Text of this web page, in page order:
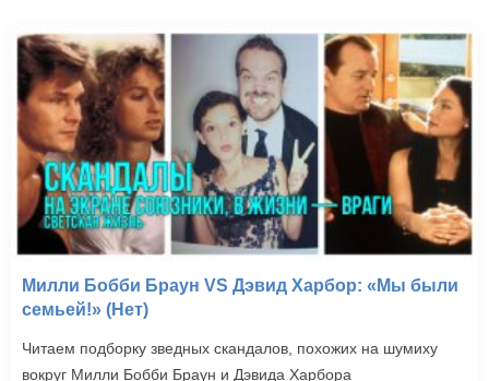
Милли Бобби Браун VS Дэвид Харбор: «Мы были
семьей!» (Нет)
Читаем подборку зведных скандалов, похожих на шумиху
вокруг Милли Бобби Браун и Дэвида Харбора